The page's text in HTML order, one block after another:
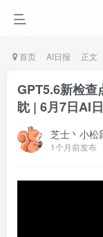
首页 AI日报 正文
GPT5.6新检
眈 | 6月7日AI
芝士丶小松
1个月前发布